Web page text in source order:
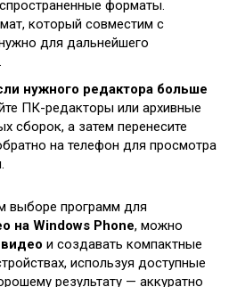
форматы.
который совместим с
для дальнейшего
нужного редактора больше
ПК-редакторы или архивные
сборок, а затем перенесите
на телефон для просмотра
выборе программ для
на Windows Phone, можно
и создавать компактные
используя доступные
результату — аккуратно